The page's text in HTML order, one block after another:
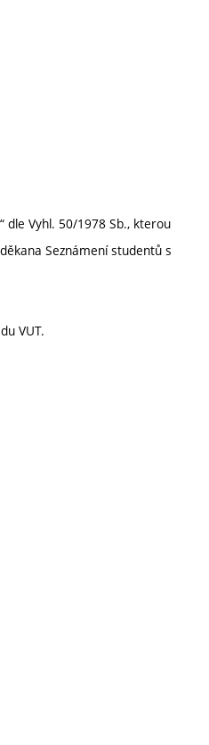
dle Vyhl. 50/1978 Sb., kterou
Seznámení studentů s
VUT.